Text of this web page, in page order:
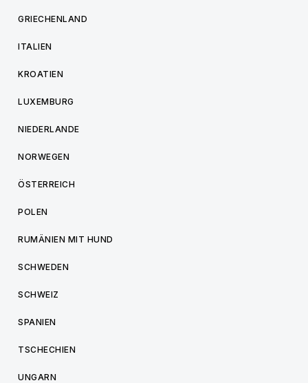
GRIECHENLAND
ITALIEN
KROATIEN
LUXEMBURG
NIEDERLANDE
NORWEGEN
ÖSTERREICH
POLEN
RUMÄNIEN MIT HUND
SCHWEDEN
SCHWEIZ
SPANIEN
TSCHECHIEN
UNGARN